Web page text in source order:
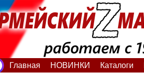
Главная НОВИНКИ Каталоги